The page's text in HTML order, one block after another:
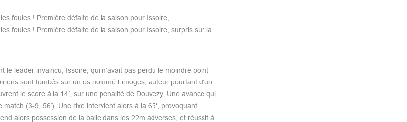
foules ! Première défaite de la saison pour Issoire,…
foules ! Première défaite de la saison pour Issoire, surpris sur la
le leader invaincu, Issoire, qui n’avait pas perdu le moindre point
sont tombés sur un os nommé Limoges, auteur pourtant d’un
le score à la 14′, sur une penalité de Douvezy. Une avance qui
(3-9, 56′). Une rixe intervient alors à la 65′, provoquant
alors possession de la balle dans les 22m adverses, et réussit à